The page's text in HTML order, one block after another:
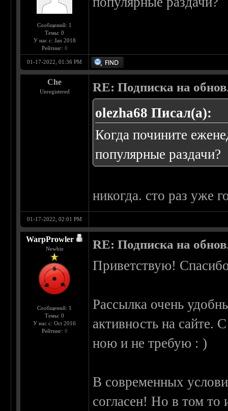
Сообщений: 1
Темы: 0
У нас с: Jan 2018
Рейтинг: 0
01-17-2022, 01:36 PM
Che
Unregistered RE: Подписка на
olezha68 Писал(а):
Когда почините
популярные раздачи?
никогда. сто раз уже
01-17-2022, 02:01 PM
WarpProwler
Newbie
Сообщений: 1
Темы: 0
У нас с: Oct 2016
Рейтинг: 0
RE: Подписка на
Приветствую!
Рассылка очень
активность на сайте.
ною и не требую : )
В современных
согласен! Но в том то